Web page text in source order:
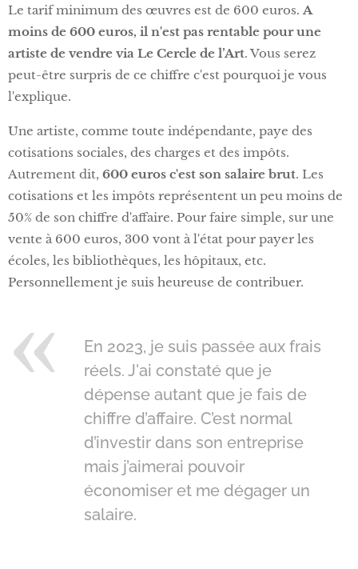
Le tarif minimum des œuvres est de 600 euros. A
moins de 600 euros, il n'est pas rentable pour une
artiste de vendre via Le Cercle de l’Art. Vous serez
peut-être surpris de ce chiffre c'est pourquoi je vous
l'explique.
Une artiste, comme toute indépendante, paye des
cotisations sociales, des charges et des impôts.
Autrement dit, 600 euros c'est son salaire brut. Les
cotisations et les impôts représentent un peu moins de
50% de son chiffre d'affaire. Pour faire simple, sur une
vente à 600 euros, 300 vont à l'état pour payer les
écoles, les bibliothèques, les hôpitaux, etc.
Personnellement je suis heureuse de contribuer.
En 2023, je suis passée aux frais
réels. J'ai constaté que je
dépense autant que je fais de
chiffre d’affaire. C’est normal
d’investir dans son entreprise
mais j’aimerai pouvoir
économiser et me dégager un
salaire.